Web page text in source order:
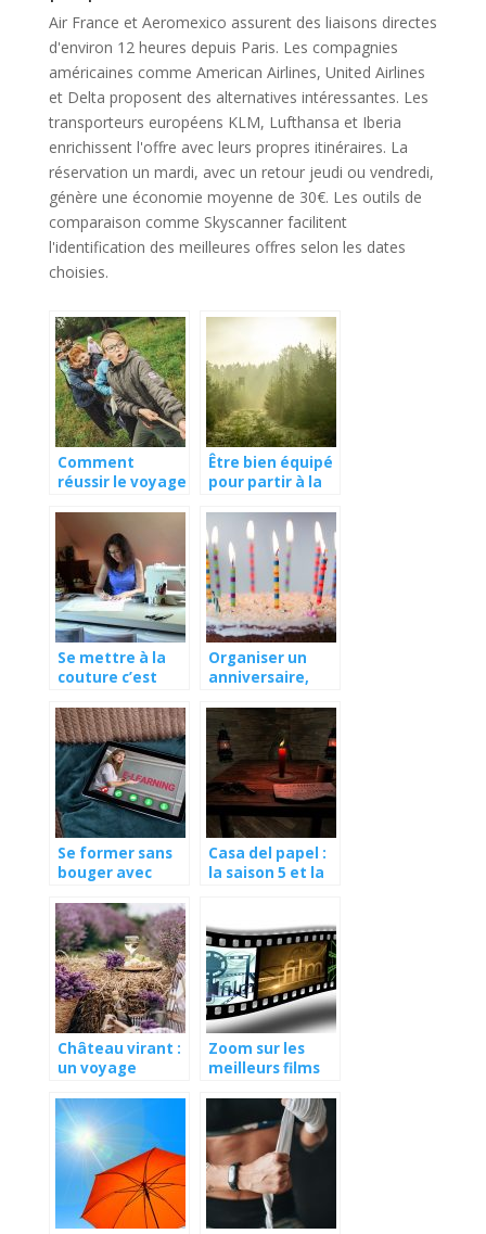
Air France et Aeromexico assurent des liaisons directes
d'environ 12 heures depuis Paris. Les compagnies
américaines comme American Airlines, United Airlines
et Delta proposent des alternatives intéressantes. Les
transporteurs européens KLM, Lufthansa et Iberia
enrichissent l'offre avec leurs propres itinéraires. La
réservation un mardi, avec un retour jeudi ou vendredi,
génère une économie moyenne de 30€. Les outils de
comparaison comme Skyscanner facilitent
l'identification des meilleures offres selon les dates
choisies.
Comment
réussir le voyage
Être bien équipé
pour partir à la
Se mettre à la
couture c’est
Organiser un
anniversaire,
Se former sans
bouger avec
Casa del papel :
la saison 5 et la
Château virant :
un voyage
de la Provence
Zoom sur les
meilleurs films